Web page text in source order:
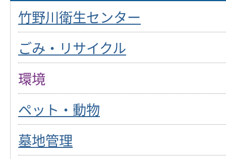
竹野川衛生センター
ごみ・リサイクル
環境
ペット・動物
墓地管理